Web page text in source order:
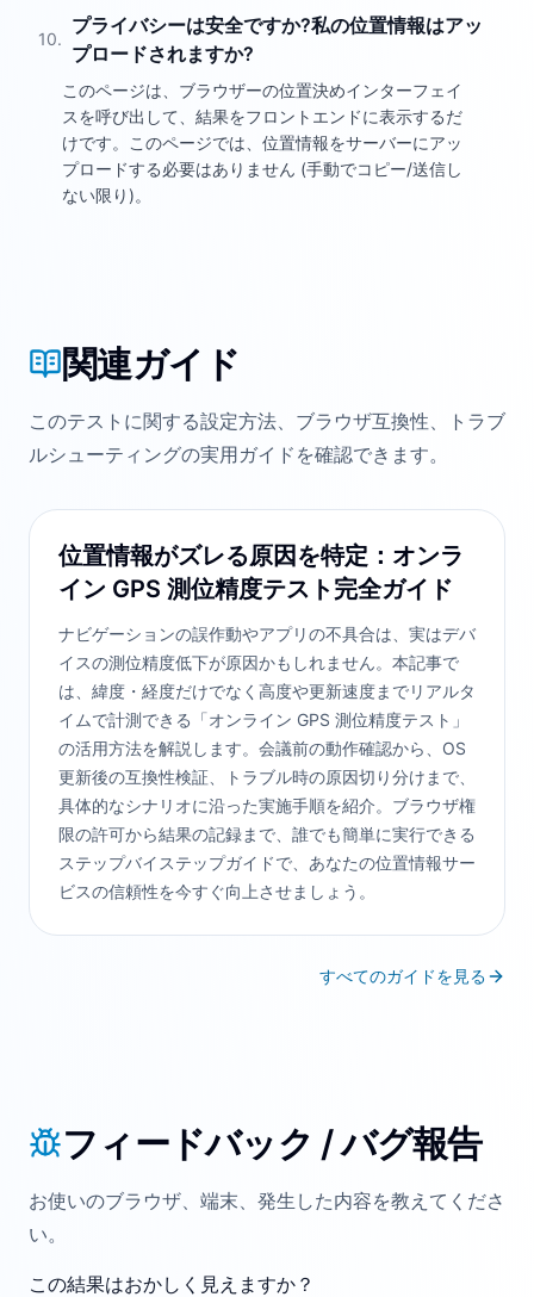
10.
プライバシーは安全ですか?私の位置情報はアッ
プロードされますか?
このページは、ブラウザーの位置決めインターフェイ
スを呼び出して、結果をフロントエンドに表示するだ
けです。このページでは、位置情報をサーバーにアッ
プロードする必要はありません (手動でコピー/送信し
ない限り)。
関連ガイド
このテストに関する設定方法、ブラウザ互換性、トラブ
ルシューティングの実用ガイドを確認できます。
位置情報がズレる原因を特定：オンラ
イン GPS 測位精度テスト完全ガイド
ナビゲーションの誤作動やアプリの不具合は、実はデバ
イスの測位精度低下が原因かもしれません。本記事で
は、緯度・経度だけでなく高度や更新速度までリアルタ
イムで計測できる「オンライン GPS 測位精度テスト」
の活用方法を解説します。会議前の動作確認から、OS
更新後の互換性検証、トラブル時の原因切り分けまで、
具体的なシナリオに沿った実施手順を紹介。ブラウザ権
限の許可から結果の記録まで、誰でも簡単に実行できる
ステップバイステップガイドで、あなたの位置情報サー
ビスの信頼性を今すぐ向上させましょう。
すべてのガイドを見る
フィードバック / バグ報告
お使いのブラウザ、端末、発生した内容を教えてくださ
い。
この結果はおかしく見えますか？